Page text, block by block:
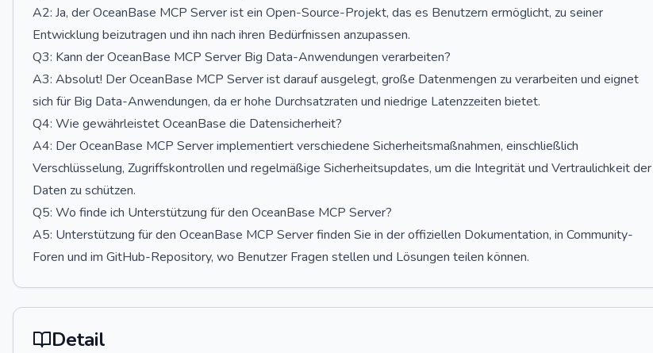
A2: Ja, der OceanBase MCP Server ist ein Open-Source-Projekt, das es Benutzern ermöglicht, zu seiner
Entwicklung beizutragen und ihn nach ihren Bedürfnissen anzupassen.
Q3: Kann der OceanBase MCP Server Big Data-Anwendungen verarbeiten?
A3: Absolut! Der OceanBase MCP Server ist darauf ausgelegt, große Datenmengen zu verarbeiten und eignet
sich für Big Data-Anwendungen, da er hohe Durchsatzraten und niedrige Latenzzeiten bietet.
Q4: Wie gewährleistet OceanBase die Datensicherheit?
A4: Der OceanBase MCP Server implementiert verschiedene Sicherheitsmaßnahmen, einschließlich
Verschlüsselung, Zugriffskontrollen und regelmäßige Sicherheitsupdates, um die Integrität und Vertraulichkeit der
Daten zu schützen.
Q5: Wo finde ich Unterstützung für den OceanBase MCP Server?
A5: Unterstützung für den OceanBase MCP Server finden Sie in der offiziellen Dokumentation, in Community-
Foren und im GitHub-Repository, wo Benutzer Fragen stellen und Lösungen teilen können.
Detail